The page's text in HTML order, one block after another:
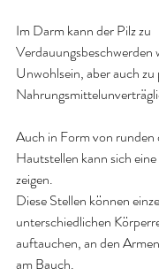
Im Darm kann der Pilz zu
Verdauungsbeschwerden
Unwohlsein, aber auch
Auch in Form von runden
Hautstellen kann sich
zeigen.
Diese Stellen können
unterschiedlichen
auftauchen, an den
am Bauch.